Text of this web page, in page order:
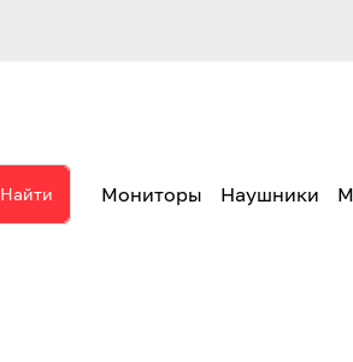
Найти Мониторы Наушники